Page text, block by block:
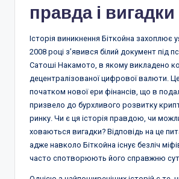
правда і вигадки
Історія виникнення Біткойна захоплює
2008 році з’явився білий документ під
Сатоші Накамото, в якому викладено
децентралізованої цифрової валюти.
початком нової ери фінансів, що в
призвело до бурхливого розвитку
ринку. Чи є ця історія правдою, чи
ховаються вигадки? Відповідь на це
адже навколо Біткойна існує безліч
часто спотворюють його справжню